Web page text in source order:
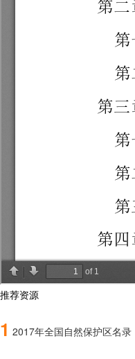
推荐资源
1 2017年全国自然保护区名录